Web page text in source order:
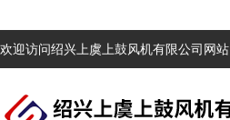
欢迎访问绍兴上虞上鼓风机有限公司网站